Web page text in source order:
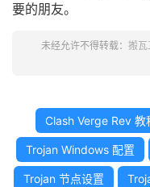
要的朋友。
未经允许不得转载： 搬瓦
Clash Verge Rev 教
Trojan Windows 配置
Trojan 节点设置